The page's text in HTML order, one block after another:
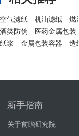
空气滤纸 机油滤纸 燃
酒类防伪
医药金属包装
纸浆
金属包装容器 造
新手指南
关于前瞻研究院